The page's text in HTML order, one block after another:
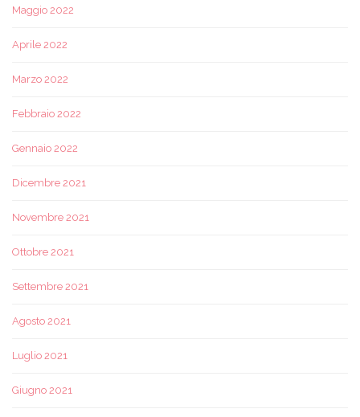
Maggio 2022
Aprile 2022
Marzo 2022
Febbraio 2022
Gennaio 2022
Dicembre 2021
Novembre 2021
Ottobre 2021
Settembre 2021
Agosto 2021
Luglio 2021
Giugno 2021